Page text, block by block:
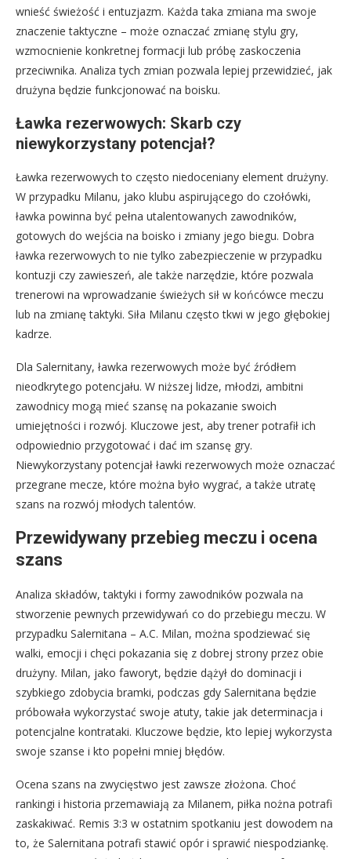
wnieść świeżość i entuzjazm. Każda taka zmiana ma swoje
znaczenie taktyczne – może oznaczać zmianę stylu gry,
wzmocnienie konkretnej formacji lub próbę zaskoczenia
przeciwnika. Analiza tych zmian pozwala lepiej przewidzieć, jak
drużyna będzie funkcjonować na boisku.
Ławka rezerwowych: Skarb czy
niewykorzystany potencjał?
Ławka rezerwowych to często niedoceniany element drużyny.
W przypadku Milanu, jako klubu aspirującego do czołówki,
ławka powinna być pełna utalentowanych zawodników,
gotowych do wejścia na boisko i zmiany jego biegu. Dobra
ławka rezerwowych to nie tylko zabezpieczenie w przypadku
kontuzji czy zawieszeń, ale także narzędzie, które pozwala
trenerowi na wprowadzanie świeżych sił w końcówce meczu
lub na zmianę taktyki. Siła Milanu często tkwi w jego głębokiej
kadrze.
Dla Salernitany, ławka rezerwowych może być źródłem
nieodkrytego potencjału. W niższej lidze, młodzi, ambitni
zawodnicy mogą mieć szansę na pokazanie swoich
umiejętności i rozwój. Kluczowe jest, aby trener potrafił ich
odpowiednio przygotować i dać im szansę gry.
Niewykorzystany potencjał ławki rezerwowych może oznaczać
przegrane mecze, które można było wygrać, a także utratę
szans na rozwój młodych talentów.
Przewidywany przebieg meczu i ocena
szans
Analiza składów, taktyki i formy zawodników pozwala na
stworzenie pewnych przewidywań co do przebiegu meczu. W
przypadku Salernitana – A.C. Milan, można spodziewać się
walki, emocji i chęci pokazania się z dobrej strony przez obie
drużyny. Milan, jako faworyt, będzie dążył do dominacji i
szybkiego zdobycia bramki, podczas gdy Salernitana będzie
próbowała wykorzystać swoje atuty, takie jak determinacja i
potencjalne kontrataki. Kluczowe będzie, kto lepiej wykorzysta
swoje szanse i kto popełni mniej błędów.
Ocena szans na zwycięstwo jest zawsze złożona. Choć
rankingi i historia przemawiają za Milanem, piłka nożna potrafi
zaskakiwać. Remis 3:3 w ostatnim spotkaniu jest dowodem na
to, że Salernitana potrafi stawić opór i sprawić niespodziankę.